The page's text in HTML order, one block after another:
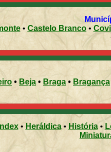
• Castelo Branco•
• Beja • Braga• Bragança
• Heráldica• História •